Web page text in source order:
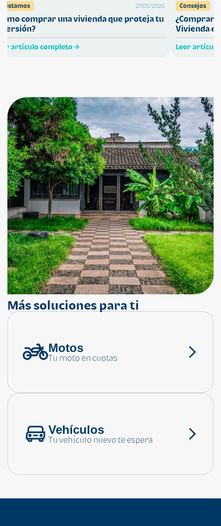
27/05/2026
comprar una vivienda que proteja tu
artículo completo
Consejos
¿Comprar
Vivienda
Leer
¿Necesitas ayuda?
Más soluciones para ti
Motos
Tu moto en cuotas
Vehículos
Tu vehículo nuevo te espera